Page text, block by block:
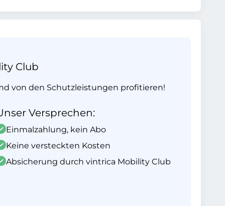
Club
von den Schutzleistungen profitieren!
Versprechen:
Einmalzahlung, kein Abo
Keine versteckten Kosten
Absicherung durch vintrica Mobility Club